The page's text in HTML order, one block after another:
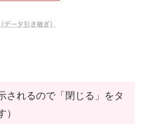
されるので「閉じる」をタ
）